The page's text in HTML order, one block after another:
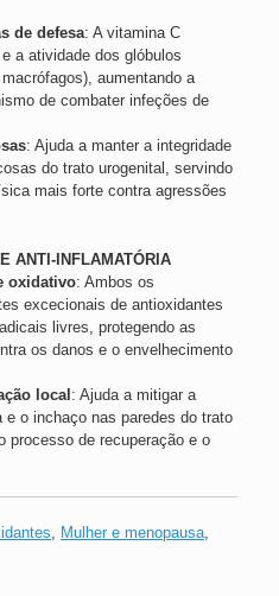
de defesa: A vitamina C
a atividade dos glóbulos
aumentando a
de combater infeções de
: Ajuda a manter a integridade
do trato urogenital, servindo
mais forte contra agressões
ANTI-INFLAMATÓRIA
oxidativo: Ambos os
excecionais de antioxidantes
livres, protegendo as
os danos e o envelhecimento
local: Ajuda a mitigar a
e o inchaço nas paredes do trato
processo de recuperação e o
Mulher e menopausa